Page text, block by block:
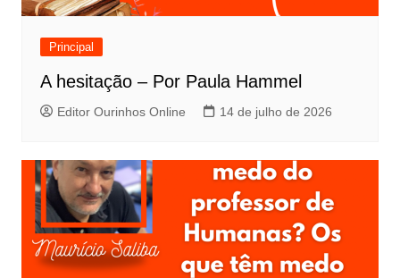
Principal
A hesitação – Por Paula Hammel
Editor Ourinhos Online 14 de julho de 2026